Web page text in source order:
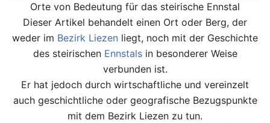
Orte von Bedeutung für das steirische Ennstal
Dieser Artikel behandelt einen Ort oder Berg, der
weder im Bezirk Liezen liegt, noch mit der Geschichte
des steirischen Ennstalsin besonderer Weise
verbunden ist.
Er hat jedoch durch wirtschaftliche und vereinzelt
auch geschichtliche oder geografische Bezugspunkte
mit dem Bezirk Liezen zu tun.